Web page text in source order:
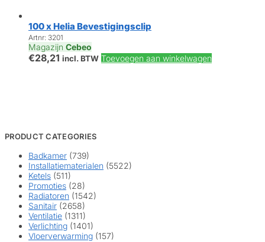
100 x Helia Bevestigingsclip
Artnr: 3201
Magazijn Cebeo
€28,21 incl. BTW Toevoegen aan winkelwagen
PRODUCT CATEGORIES
Badkamer (739)
Installatiematerialen (5522)
Ketels (511)
Promoties (28)
Radiatoren (1542)
Sanitair (2658)
Ventilatie (1311)
Verlichting (1401)
Vloerverwarming (157)